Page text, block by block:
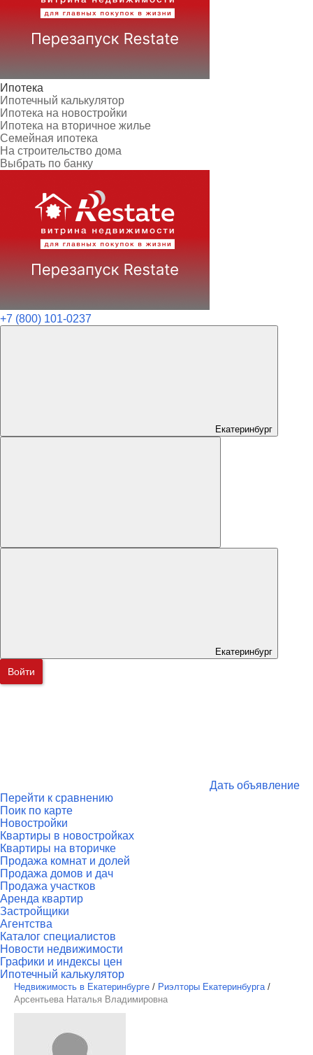
Ипотека
Ипотечный калькулятор
Ипотека на новостройки
Ипотека на вторичное жилье
Семейная ипотека
На строительство дома
Выбрать по банку
+7 (800) 101-0237
Екатеринбург
Екатеринбург
Войти
Дать объявление
Перейти к сравнению
Поик по карте
Новостройки
Квартиры в новостройках
Квартиры на вторичке
Продажа комнат и долей
Продажа домов и дач
Продажа участков
Аренда квартир
Застройщики
Агентства
Каталог специалистов
Новости недвижимости
Графики и индексы цен
Ипотечный калькулятор
Недвижимость в Екатеринбурге / Риэлторы Екатеринбурга /
Арсентьева Наталья Владимировна